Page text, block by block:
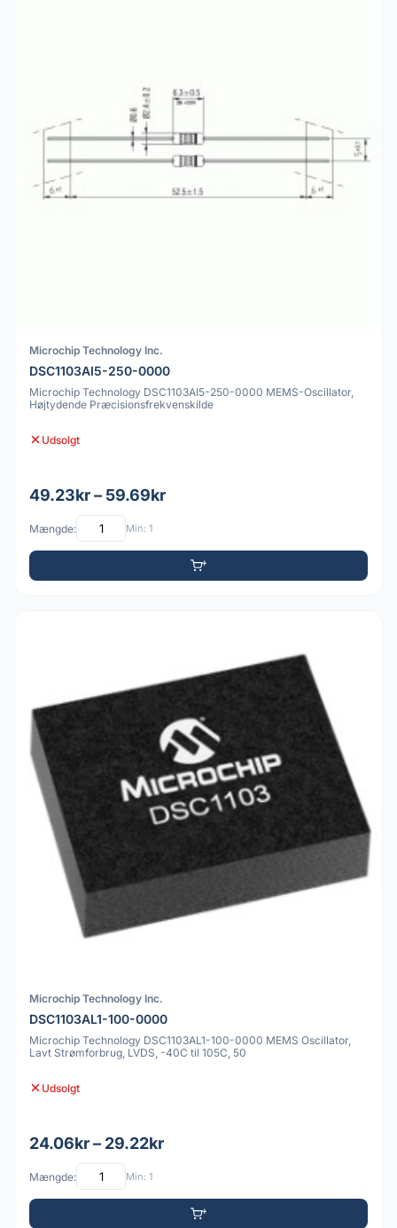
Microchip Technology Inc.
DSC1103AI5-250-0000
Microchip Technology DSC1103AI5-250-0000 MEMS-Oscillator,
Højtydende Præcisionsfrekvenskilde
Udsolgt
49.23kr – 59.69kr
Mængde: Min: 1
Microchip Technology Inc.
DSC1103AL1-100-0000
Microchip Technology DSC1103AL1-100-0000 MEMS Oscillator,
Lavt Strømforbrug, LVDS, -40C til 105C, 50
Udsolgt
24.06kr – 29.22kr
Mængde: Min: 1